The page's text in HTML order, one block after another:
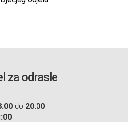
za odrasle
do 20:00